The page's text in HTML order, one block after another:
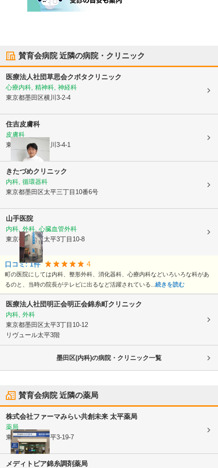
賛育会病院近隣の病院・クリニック
医療法人社団草思会クボタクリニック
心療内科, 精神科, 神経科
東京都墨田区横川3-2-4
住吉皮膚科
皮膚科
東京都墨田区
横川3-4-1
きたづめクリニック
内科, 循環器科
東京都墨田区太平三丁目10番6号
山手医院
内科, 外科, 心臓血管外科
東京都墨田区太平3丁目10-8
口コミ:1件 4
町の医院にしては内科、整形外科、消化器科、心療内科などいろいろな科があ
るのと、当時の院長がテレビに出るなど活躍されている... 続きを読む
医療法人社団明正会明正会錦糸町クリニック
内科, 外科
東京都墨田区太平3丁目10-12
リヴュール太平3階
墨田区(内科)の病院・クリニック一覧
賛育会病院近隣の薬局
株式会社ファーマみらい共創未来 太平薬局
薬局
東京都墨田区太平3-19-7
メディトピア錦糸調剤薬局